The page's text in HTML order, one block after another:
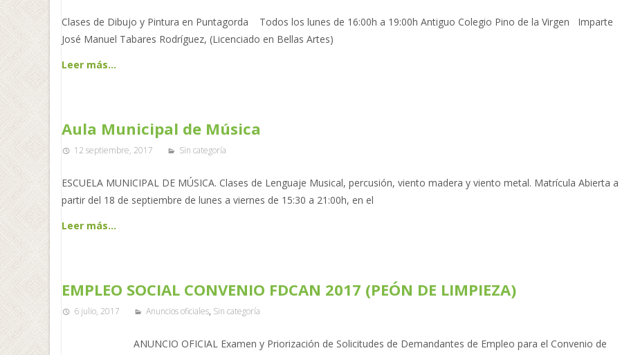
Clases de Dibujo y Pintura en Puntagorda Todos los lunes de 16:00h a 19:00h Antiguo Colegio Pino de la Virgen Imparte
José Manuel Tabares Rodríguez, (Licenciado en Bellas Artes)
Leer más…
Aula Municipal de Música
12 septiembre, 2017 Sin categoría
ESCUELA MUNICIPAL DE MÚSICA. Clases de Lenguaje Musical, percusión, viento madera y viento metal. Matrícula Abierta a
partir del 18 de septiembre de lunes a viernes de 15:30 a 21:00h, en el
Leer más…
EMPLEO SOCIAL CONVENIO FDCAN 2017 (PEÓN DE LIMPIEZA)
6 julio, 2017 Anuncios oficiales, Sin categoría
ANUNCIO OFICIAL Examen y Priorización de Solicitudes de Demandantes de Empleo para el Convenio de